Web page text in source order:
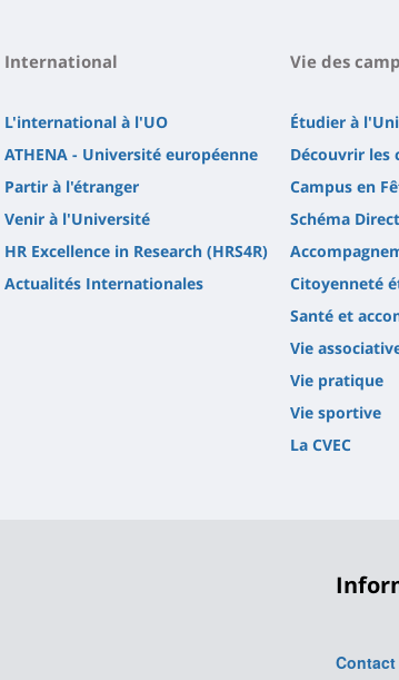
International
L'international à l'UO
ATHENA - Université européenne
Partir à l'étranger
Venir à l'Université
HR Excellence in Research (HRS4R)
Actualités Internationales
Vie des
Étudier à
Découvrir les
Campus en
Schéma
Citoyenneté
Santé et
Vie
Vie pratique
Vie sportive
La CVEC
Contact